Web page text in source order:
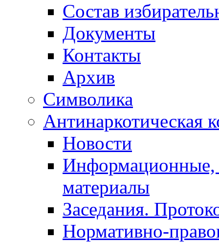
Состав
Документы
Контакты
Архив
Символика
Антинаркотическая
Новости
Информационные,
материалы
Заседания.
Нормативно-